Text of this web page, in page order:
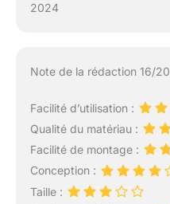
2024
Note de la rédaction 16/20
Facilité d’utilisation :
Qualité du matériau :
Facilité de montage :
Conception :
Taille :